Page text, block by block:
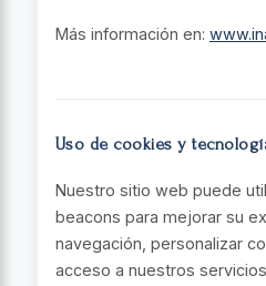
Más información en:
Uso de cookies y
Nuestro sitio web puede
beacons para mejorar su
navegación, personalizar
acceso a nuestros